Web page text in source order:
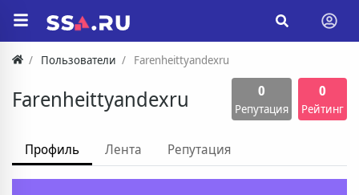
Пользователи Farenheittyandexru
Farenheittyandexru 0
Репутация
0
Рейтинг
Профиль Лента Репутация